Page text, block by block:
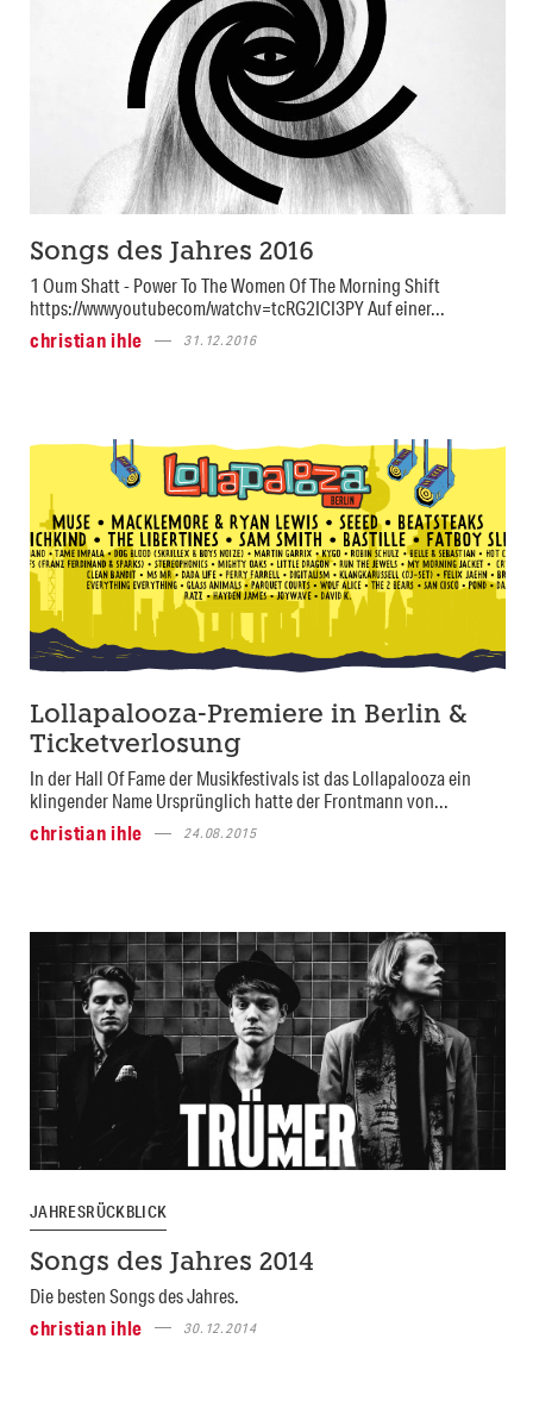
Songs des Jahres 2016
1 Oum Shatt - Power To The Women Of The Morning Shift
https://wwwyoutubecom/watchv=tcRG2ICI3PY Auf einer...
christian ihle
31.12.2016
Lollapalooza-Premiere in Berlin &
Ticketverlosung
In der Hall Of Fame der Musikfestivals ist das Lollapalooza ein
klingender Name Ursprünglich hatte der Frontmann von...
christian ihle
24.08.2015
JAHRESRÜCKBLICK
Songs des Jahres 2014
Die besten Songs des Jahres.
christian ihle
30.12.2014